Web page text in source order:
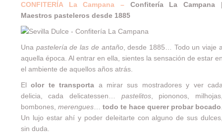
CONFITERÍA La Campana – Confitería La Campana
Maestros pasteleros desde 1885
Una pastelería de las de antaño, desde 1885… Todo un viaje
aquella época. Al entrar en ella, sientes la sensación de estar
el ambiente de aquellos años atrás.
Elolor te transporta a mirar sus mostradores y ver
delicia, cada delicatessen… pastelitos, piononos,
bombones, merengues… todo te hace querer probar bocado
Un lujo estar ahí y poder deleitarte con alguno de sus
sin duda.